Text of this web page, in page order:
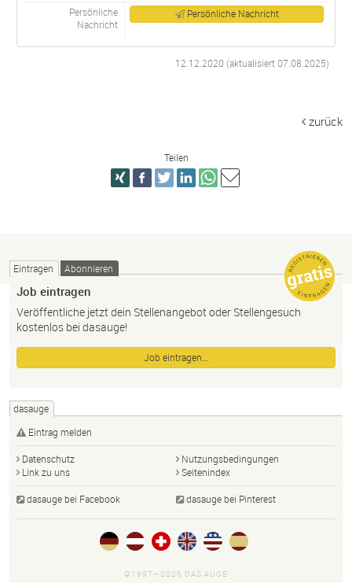
Persönliche
Nachricht
Persönliche Nachricht
12.12.2020 (aktualisiert07.08.2025)
zurück
Teilen
Eintragen Abonnieren
Job eintragen
Veröffentliche jetzt dein Stellenangebot oder Stellengesuch
kostenlos bei dasauge!
Job eintragen…
dasauge
Eintrag melden
Datenschutz
Nutzungsbedingungen
Link zu uns
Seitenindex
dasauge bei Facebook dasauge bei Pinterest
©1997—2026 DAS AUGE